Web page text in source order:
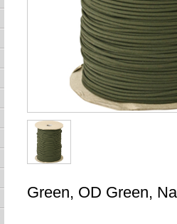
Green, OD Green,